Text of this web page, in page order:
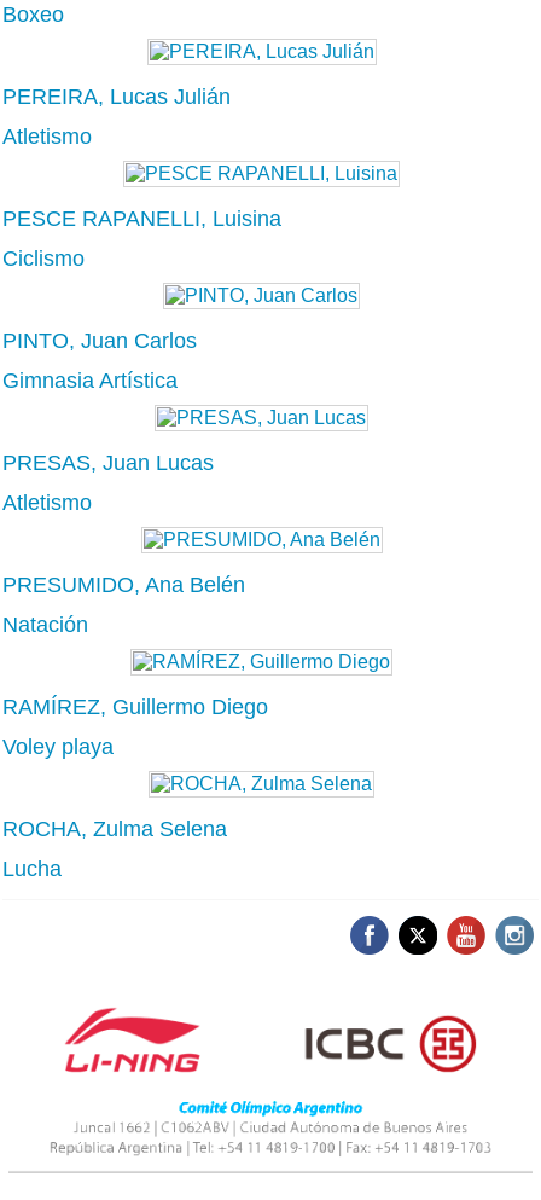
Boxeo
PEREIRA, Lucas Julián
Atletismo
PESCE RAPANELLI, Luisina
Ciclismo
PINTO, Juan Carlos
Gimnasia Artística
PRESAS, Juan Lucas
Atletismo
PRESUMIDO, Ana Belén
Natación
RAMÍREZ, Guillermo Diego
Voley playa
ROCHA, Zulma Selena
Lucha